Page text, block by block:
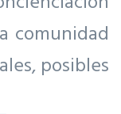
comunidad
posibles